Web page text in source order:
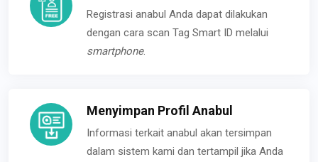
Registrasi anabul Anda dapat dilakukan
dengan cara scan Tag Smart ID melalui
smartphone.
Menyimpan Profil Anabul
Informasi terkait anabul akan tersimpan
dalam sistem kami dan tertampil jika Anda